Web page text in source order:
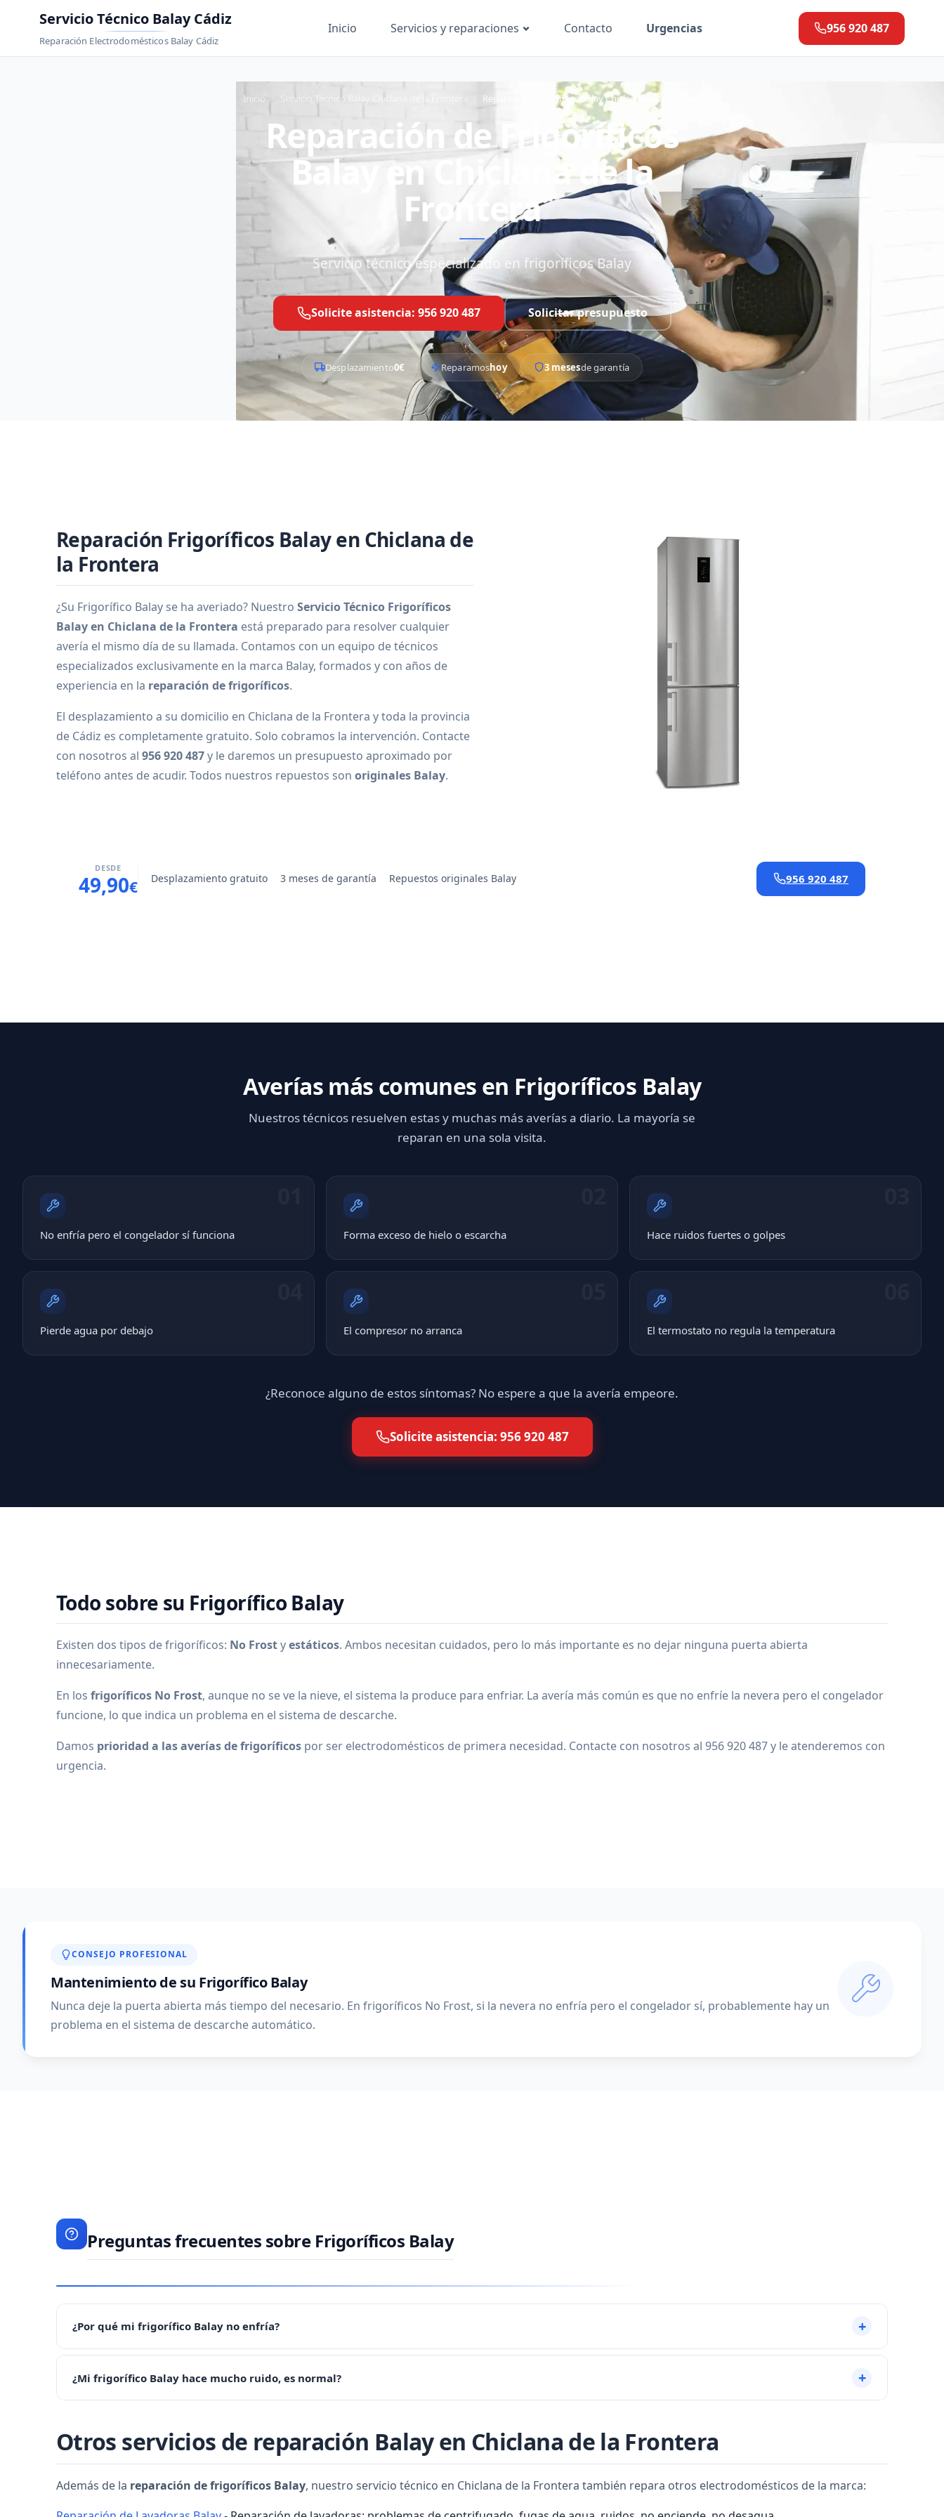
Servicio Técnico Balay Cádiz
Reparación Electrodomésticos Balay Cádiz
Inicio Servicios y reparaciones Contacto Urgencias 956 920 487
Inicio Servicio Técnico Balay Chiclana de la Frontera Reparación Frigoríficos Balay Chiclana de la Frontera
Reparación de Frigoríficos
Balay en Chiclana de la
Frontera
Servicio técnico especializado en frigoríficos Balay
Solicite asistencia: 956 920 487 Solicitar presupuesto
Desplazamiento0€ Reparamoshoy 3 mesesde garantía
Reparación Frigoríficos Balay en Chiclana de
la Frontera
¿Su Frigorífico Balay se ha averiado? Nuestro Servicio Técnico Frigoríficos
Balay en Chiclana de la Frontera está preparado para resolver cualquier
avería el mismo día de su llamada. Contamos con un equipo de técnicos
especializados exclusivamente en la marca Balay, formados y con años de
experiencia en la reparación de frigoríficos.
El desplazamiento a su domicilio en Chiclana de la Frontera y toda la provincia
de Cádiz es completamente gratuito. Solo cobramos la intervención. Contacte
con nosotros al 956 920 487y le daremos un presupuesto aproximado por
teléfono antes de acudir. Todos nuestros repuestos son originales Balay.
DESDE
49,90€ Desplazamiento gratuito 3 meses de garantía Repuestos originales Balay 956 920 487
Averías más comunes en Frigoríficos Balay
Nuestros técnicos resuelven estas y muchas más averías a diario. La mayoría se
reparan en una sola visita.
No enfría pero el congelador sí funciona Forma exceso de hielo o escarcha Hace ruidos fuertes o golpes
Pierde agua por debajo El compresor no arranca El termostato no regula la temperatura
¿Reconoce alguno de estos síntomas? No espere a que la avería empeore.
Solicite asistencia: 956 920 487
Todo sobre su Frigorífico Balay
Existen dos tipos de frigoríficos: No Frostyestáticos. Ambos necesitan cuidados, pero lo más importante es no dejar ninguna puerta abierta
innecesariamente.
En los frigoríficos No Frost, aunque no se ve la nieve, el sistema la produce para enfriar. La avería más común es que no enfríe la nevera pero el congelador
funcione, lo que indica un problema en el sistema de descarche.
Damos prioridad a las averías de frigoríficos por ser electrodomésticos de primera necesidad. Contacte con nosotros al 956 920 487 y le atenderemos con
urgencia.
CONSEJO PROFESIONAL
Mantenimiento de su Frigorífico Balay
Nunca deje la puerta abierta más tiempo del necesario. En frigoríficos No Frost, si la nevera no enfría pero el congelador sí, probablemente hay un
problema en el sistema de descarche automático.
Preguntas frecuentes sobre Frigoríficos Balay
¿Por qué mi frigorífico Balay no enfría?
prioritaria: contacte con nosotros al 956 920 487 y le atenderemos con urgencia.
¿Mi frigorífico Balay hace mucho ruido, es normal?
nosotros al 956 920 487 para diagnóstico.
Otros servicios de reparación Balay en Chiclana de la Frontera
Además de la reparación de frigoríficos Balay, nuestro servicio técnico en Chiclana de la Frontera también repara otros electrodomésticos de la marca: